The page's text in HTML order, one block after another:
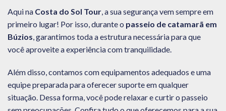
Aqui na Costa do Sol Tour , a sua segurança vem sempre em
primeiro lugar! Por isso, durante o passeio de catamarã em
Búzios , garantimos toda a estrutura necessária para que
você aproveite a experiência com tranquilidade.
Além disso, contamos com equipamentos adequados e uma
equipe preparada para oferecer suporte em qualquer
situação. Dessa forma, você pode relaxar e curtir o passeio